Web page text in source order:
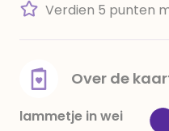
Verdien 5 punten
Over de
lammetje in wei